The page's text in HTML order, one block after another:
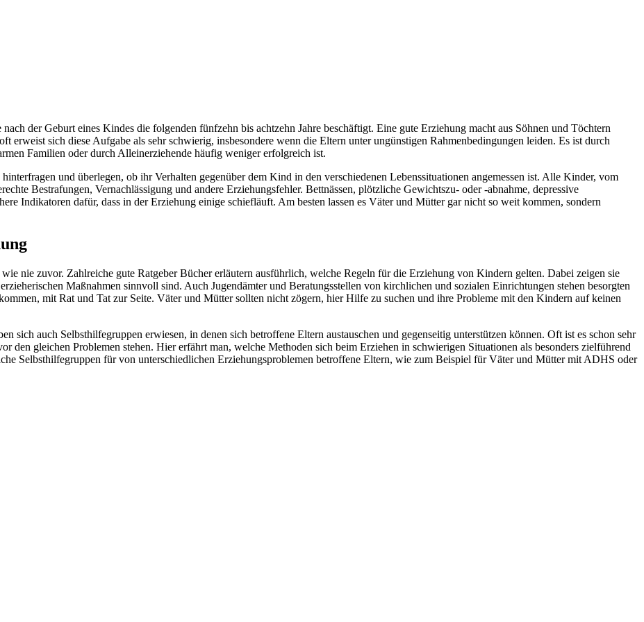
der Geburt eines Kindes die folgenden fünfzehn bis achtzehn Jahre beschäftigt. Eine gute Erziehung macht aus Söhnen und Töchtern
erweist sich diese Aufgabe als sehr schwierig, insbesondere wenn die Eltern unter ungünstigen Rahmenbedingungen leiden. Es ist durch
Familien oder durch Alleinerziehende häufig weniger erfolgreich ist.
und überlegen, ob ihr Verhalten gegenüber dem Kind in den verschiedenen Lebenssituationen angemessen ist. Alle Kinder, vom
Bestrafungen, Vernachlässigung und andere Erziehungsfehler. Bettnässen, plötzliche Gewichtszu- oder -abnahme, depressive
Indikatoren dafür, dass in der Erziehung einige schiefläuft. Am besten lassen es Väter und Mütter gar nicht so weit kommen, sondern
nie zuvor. Zahlreiche gute Ratgeber Bücher erläutern ausführlich, welche Regeln für die Erziehung von Kindern gelten. Dabei zeigen sie
Maßnahmen sinnvoll sind. Auch Jugendämter und Beratungsstellen von kirchlichen und sozialen Einrichtungen stehen besorgten
mit Rat und Tat zur Seite. Väter und Mütter sollten nicht zögern, hier Hilfe zu suchen und ihre Probleme mit den Kindern auf keinen
sich auch Selbsthilfegruppen erwiesen, in denen sich betroffene Eltern austauschen und gegenseitig unterstützen können. Oft ist es schon sehr
den gleichen Problemen stehen. Hier erfährt man, welche Methoden sich beim Erziehen in schwierigen Situationen als besonders zielführend
Selbsthilfegruppen für von unterschiedlichen Erziehungsproblemen betroffene Eltern, wie zum Beispiel für Väter und Mütter mit ADHS oder